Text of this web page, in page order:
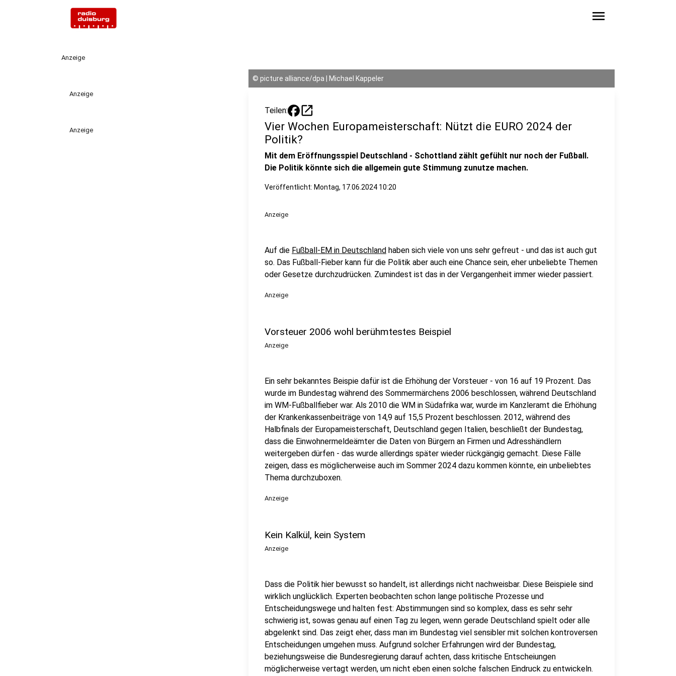
menu
Anzeige
Anzeige
Anzeige
© picture alliance/dpa | Michael Kappeler
Teilen: open_in_new
Vier Wochen Europameisterschaft: Nützt die EURO 2024 der
Politik?
Mit dem Eröffnungsspiel Deutschland - Schottland zählt gefühlt nur noch der Fußball.
Die Politik könnte sich die allgemein gute Stimmung zunutze machen.
Veröffentlicht: Montag, 17.06.2024 10:20
Anzeige
Auf die Fußball-EM in Deutschland haben sich viele von uns sehr gefreut - und das ist auch gut
so. Das Fußball-Fieber kann für die Politik aber auch eine Chance sein, eher unbeliebte Themen
oder Gesetze durchzudrücken. Zumindest ist das in der Vergangenheit immer wieder passiert.
Anzeige
Vorsteuer 2006 wohl berühmtestes Beispiel
Anzeige
Ein sehr bekanntes Beispie dafür ist die Erhöhung der Vorsteuer - von 16 auf 19 Prozent. Das
wurde im Bundestag während des Sommermärchens 2006 beschlossen, während Deutschland
im WM-Fußballfieber war. Als 2010 die WM in Südafrika war, wurde im Kanzleramt die Erhöhung
der Krankenkassenbeiträge von 14,9 auf 15,5 Prozent beschlossen. 2012, während des
Halbfinals der Europameisterschaft, Deutschland gegen Italien, beschließt der Bundestag,
dass die Einwohnermeldeämter die Daten von Bürgern an Firmen und Adresshändlern
weitergeben dürfen - das wurde allerdings später wieder rückgängig gemacht. Diese Fälle
zeigen, dass es möglicherweise auch im Sommer 2024 dazu kommen könnte, ein unbeliebtes
Thema durchzuboxen.
Anzeige
Kein Kalkül, kein System
Anzeige
Dass die Politik hier bewusst so handelt, ist allerdings nicht nachweisbar. Diese Beispiele sind
wirklich unglücklich. Experten beobachten schon lange politische Prozesse und
Entscheidungswege und halten fest: Abstimmungen sind so komplex, dass es sehr sehr
schwierig ist, sowas genau auf einen Tag zu legen, wenn gerade Deutschland spielt oder alle
abgelenkt sind. Das zeigt eher, dass man im Bundestag viel sensibler mit solchen kontroversen
Entscheidungen umgehen muss. Aufgrund solcher Erfahrungen wird der Bundestag,
beziehungsweise die Bundesregierung darauf achten, dass kritische Entscheiungen
möglicherweise vertagt werden, um nicht eben einen solche falschen Eindruck zu entwickeln.